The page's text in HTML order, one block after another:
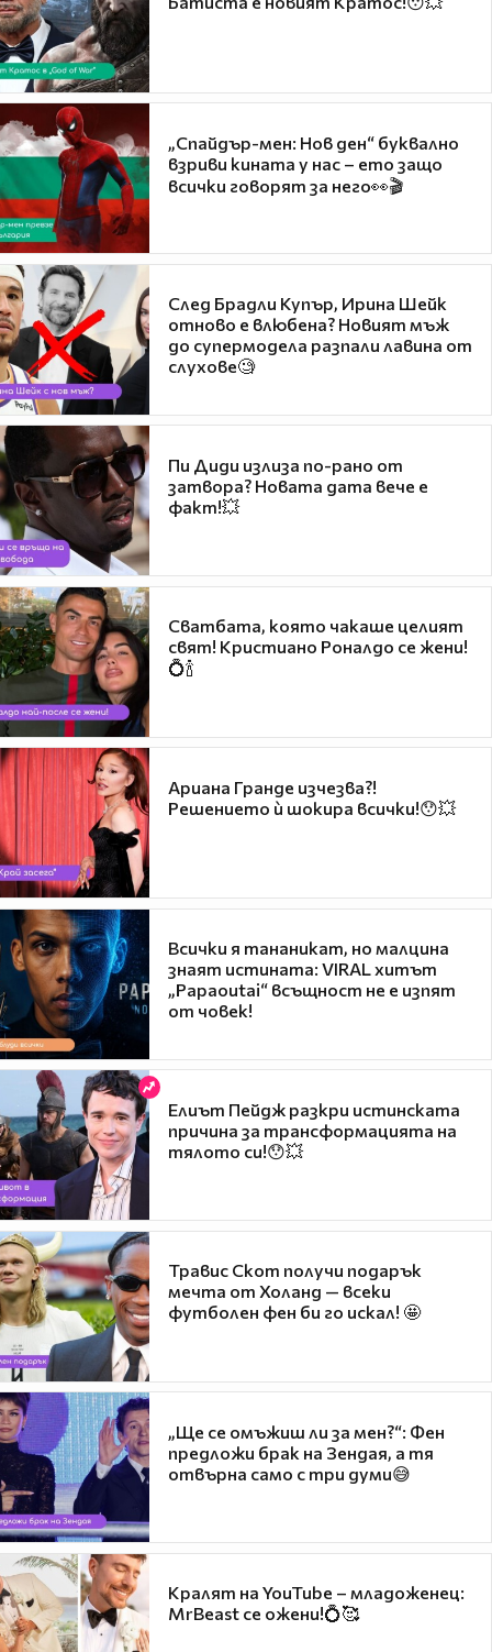
„Спайдър-мен: Нов ден“ буквално
взриви кината у нас – ето защо
всички говорят за него👀🎬
След Брадли Купър, Ирина Шейк
отново е влюбена? Новият мъж
до супермодела разпали лавина от
слухове🧐
Пи Диди излиза по-рано от
затвора? Новата дата вече е
факт!💥
Сватбата, която чакаше целият
свят! Кристиано Роналдо се жени!
💍🍾
Ариана Гранде изчезва?!
Решението ѝ шокира всички!😯💥
Всички я тананикат, но малцина
знаят истината: VIRAL хитът
„Papaoutai“ всъщност не е изпят
от човек!
Елиът Пейдж разкри истинската
причина за трансформацията на
тялото си!😯💥
Травис Скот получи подарък
мечта от Холанд — всеки
футболен фен би го искал! 🤩
„Ще се омъжиш ли за мен?“: Фен
предложи брак на Зендая, а тя
отвърна само с три думи😅
Кралят на YouTube – младоженец:
MrBeast се ожени!💍🥰